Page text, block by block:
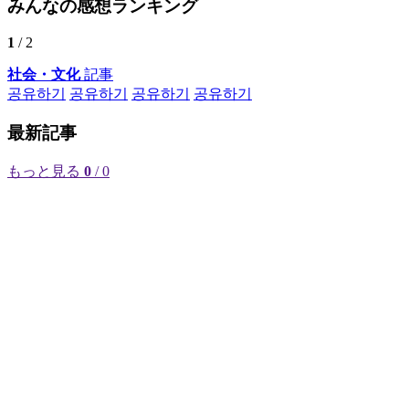
みんなの感想ランキング
1 / 2
社会・文化記事
공유하기
공유하기 공유하기 공유하기
最新記事
もっと見る 0 / 0